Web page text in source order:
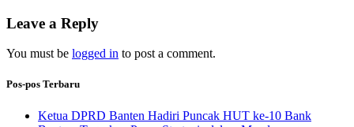
Leave a Reply
You must be logged in to post a comment.
Pos-pos Terbaru
Ketua DPRD Banten Hadiri Puncak HUT ke-10 Bank